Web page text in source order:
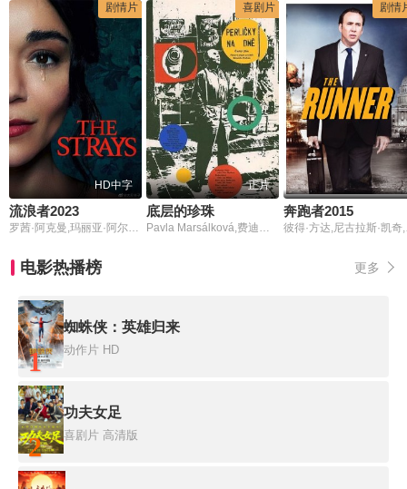
剧情片
HD中字
流浪者2023
罗茜·阿克曼,玛丽亚·阿尔梅达,汤姆·安德鲁斯,Jordan,Bailey,Vanessa,芭姬·巴克雷,Izzy,Billingham,George,Greenland,罗伯·贾维斯,Ruby,Lethbridge,阿什丽·曼德薇,Caroline,Martin,Jorden,Myrie,贾斯汀·塞林格,塞缪尔·保罗·斯莫
喜剧片
正片
底层的珍珠
Pavla Marsálková,费迪南德·克鲁塔,阿洛伊斯·瓦赫克,Miroslav Nohynek,伊日·门泽尔,Milos Ctrnacty,Frantisek Havel,Josefa Pechlatová,伊万·维斯科切尔,Vera Mrázkova,Vladimír Boudník,Ales Kosnar,Dana Valtová,Ivan Vyskocil,博胡米尔·赫拉巴尔
剧情
奔跑者2015
彼得
电影热播榜 更多
1
蜘蛛侠：英雄归来
动作片 HD
2
功夫女足
喜剧片 高清版